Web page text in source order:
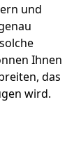
und
Ihnen
das
wird.